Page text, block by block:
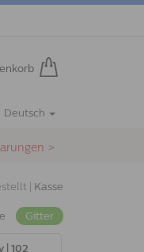
Deutsch
>
| Kasse
Gitter